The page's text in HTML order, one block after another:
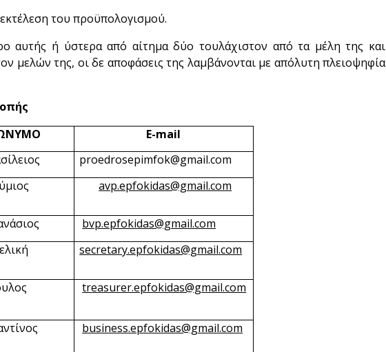
εκτέλεση του προϋπολογισμού.
αυτής ή ύστερα από αίτημα δύο τουλάχιστον από τα μέλη της και
μελών της, οι δε αποφάσεις της λαμβάνονται με απόλυτη πλειοψηφία
E-mail
proedrosepimfok@gmail.com
avp.epfokidas@gmail.com
bvp.epfokidas@gmail.com
secretary.epfokidas@gmail.com
treasurer.epfokidas@gmail.com
business.epfokidas@gmail.com